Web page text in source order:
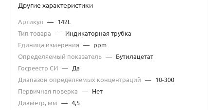
Другие характеристики
Артикул — 142L
Тип товара — Индикаторная трубка
Единица измерения — ppm
Определяемый показатель — Бутилацетат
Госреестр СИ — Да
Диапазон определяемых концентраций — 10-300
Первичная поверка — Нет
Диаметр, мм — 4,5